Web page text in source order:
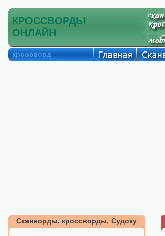
КРОССВОРДЫ
ОНЛАЙН
кроссворд
Сканворды, кроссворды, Судоку